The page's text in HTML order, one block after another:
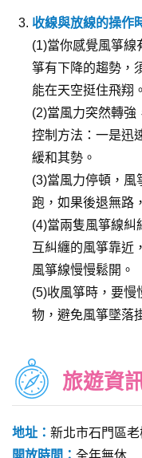
收線與放線的操作
(1)當你感覺風箏線
箏有下降的趨勢，
能在天空挺住飛翔。
(2)當風力突然轉強
控制方法：一是迅
緩和其勢。
(3)當風力停頓，風
跑，如果後退無路
(4)當兩隻風箏線糾
互糾纏的風箏靠近
風箏線慢慢鬆開。
(5)收風箏時，要慢
物，避免風箏墜落
旅遊資
地址： 新北市石門區
開放時間： 全年無休